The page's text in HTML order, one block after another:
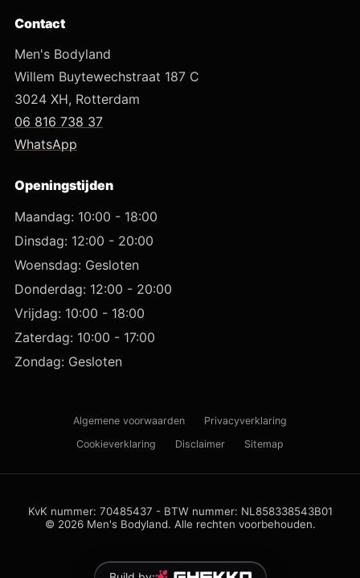
Contact
Men's Bodyland
Willem Buytewechstraat 187 C
3024 XH, Rotterdam
06 816 738 37
WhatsApp
Openingstijden
Maandag: 10:00 - 18:00
Dinsdag: 12:00 - 20:00
Woensdag: Gesloten
Donderdag: 12:00 - 20:00
Vrijdag: 10:00 - 18:00
Zaterdag: 10:00 - 17:00
Zondag: Gesloten
Algemene voorwaarden
Privacyverklaring
Cookieverklaring
Disclaimer Sitemap
KvK nummer: 70485437 - BTW nummer: NL858338543B01
© 2026 Men's Bodyland. Alle rechten voorbehouden.